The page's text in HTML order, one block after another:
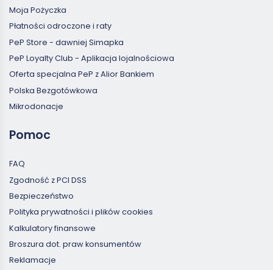
Moja Pożyczka
Płatności odroczone i raty
PeP Store - dawniej Simapka
PeP Loyalty Club - Aplikacja lojalnościowa
Oferta specjalna PeP z Alior Bankiem
Polska Bezgotówkowa
Mikrodonacje
Pomoc
FAQ
Zgodność z PCI DSS
Bezpieczeństwo
Polityka prywatności i plików cookies
Kalkulatory finansowe
Broszura dot. praw konsumentów
Reklamacje